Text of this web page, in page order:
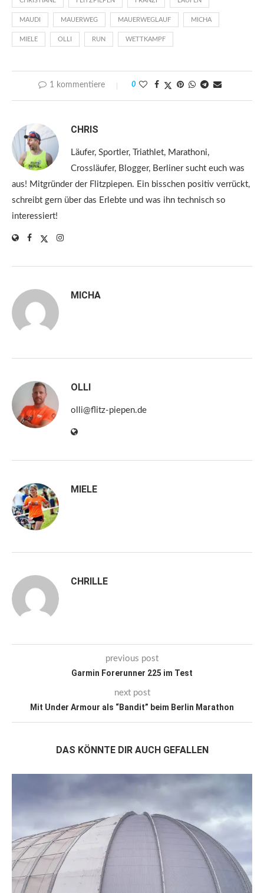
MAUDI MAUERWEG MAUERWEGLAUF MICHA
MIELE OLLI RUN WETTKAMPF
1 kommentiere 0
CHRIS
Läufer, Sportler, Triathlet, Marathoni,
Crossläufer, Blogger, Berliner sucht euch was
aus! Mitgründer der Flitzpiepen. Ein bisschen positiv verrückt,
schreibt gern über das Erlebte und was ihn technisch so
interessiert!
MICHA
OLLI
olli@flitz-piepen.de
MIELE
CHRILLE
previous post
Garmin Forerunner 225 im Test
next post
Mit Under Armour als “Bandit” beim Berlin Marathon
DAS KÖNNTE DIR AUCH GEFALLEN